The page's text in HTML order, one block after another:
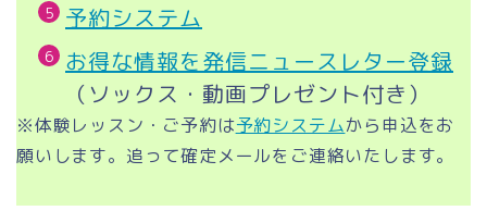
予約システム
お得な情報を発信ニュースレター登録
（ソックス・動画プレゼント付き）
※体験レッスン・ご予約は予約システムから申込をお
願いします。追って確定メールをご連絡いたします。